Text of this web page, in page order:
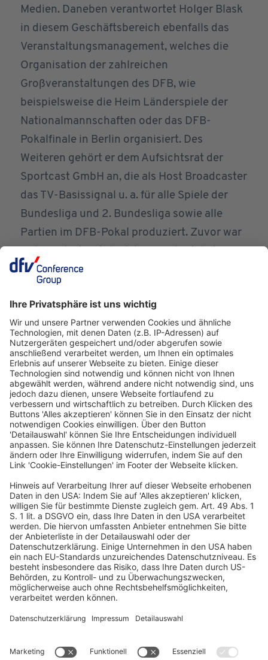
Medien. Daneben verantwortet Holger Blask
in diesem Geschäftsbereich ebenfalls das
Veranstaltungsmanagement, welches die
Organisation der zahlreichen
Großveranstaltungen des DFB, wie
beispielsweise die Heim Länderspiele der
Nationalmannschaften oder das DFB-
Pokalfinale in Berlin organisiert. Des
Weiteren gehört er dem Aufsichtsrat der
Sportcast GmbH an, die als Host Broadcaster
das TV-Basissignal u. a. für alle Spiele der
Bundesliga und 2. Bundesliga sowie alle
Partien im DFB-Pokal produziert. Zuvor war
der DFL GmbH und als Direktor
Audiovisuelle Rechte u.a. verantwortlich für
die Vermarktung der nationalen medialen
Verwertungsrechte der Bundesliga sowie
das nationale und internationale
Medienprodukt. Bereits seit 2006 war er in
verschiedenen Funktionen bei der DFL tätig.
Deutscher Hotelkongress
19./20. April 2027
Kap Europa
Frankfurt